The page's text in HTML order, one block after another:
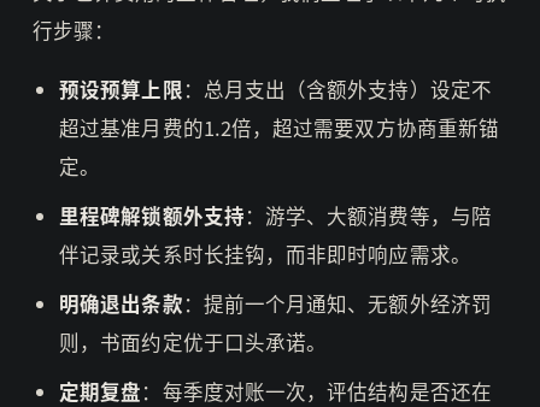
行步骤：
预设预算上限：总月支出（含额外支持）设定不
超过基准月费的1.2倍，超过需要双方协商重新锚
定。
里程碑解锁额外支持：游学、大额消费等，与陪
伴记录或关系时长挂钩，而非即时响应需求。
明确退出条款：提前一个月通知、无额外经济罚
则，书面约定优于口头承诺。
定期复盘：每季度对账一次，评估结构是否还在